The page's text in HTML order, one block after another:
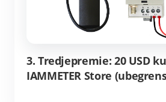
3. Tredjepremie: 20 USD
IAMMETER Store